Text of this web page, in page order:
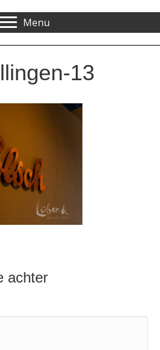
Menu
13
achter